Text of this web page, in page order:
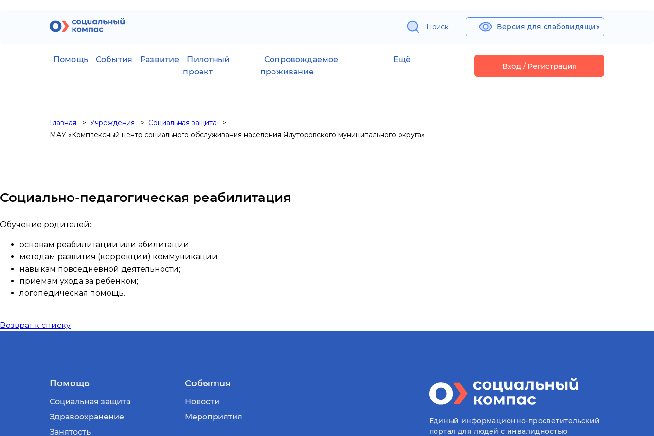
Поиск Версия для слабовидящих
Помощь События Развитие
Пилотный
проект
Сопровождаемое
проживание
Ещё
Вход / Регистрация
Главная Учреждения
Социальная защита
МАУ «Комплексный центр социального обслуживания населения Ялуторовского муниципального округа»
Социально-педагогическая реабилитация
Обучение родителей:
основам реабилитации или абилитации;
методам развития (коррекции) коммуникации;
навыкам повседневной деятельности;
приемам ухода за ребенком;
логопедическая помощь.
Возврат к списку
Помощь
Социальная защита
Здравоохранение
Занятость
События
Новости
Мероприятия
Единый информационно-просветительский
портал для людей с инвалидностью